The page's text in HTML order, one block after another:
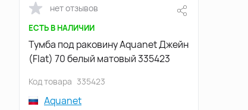
нет отзывов
ЕСТЬ В НАЛИЧИИ
Тумба под раковину Aquanet Джейн
(Flat) 70 белый матовый 335423
Код товара 335423
Aquanet